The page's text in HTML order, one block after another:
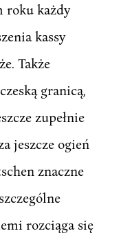
roku każdy
kassy
Także
granicą,
zupełnie
jeszcze ogień
znaczne
rozciąga się